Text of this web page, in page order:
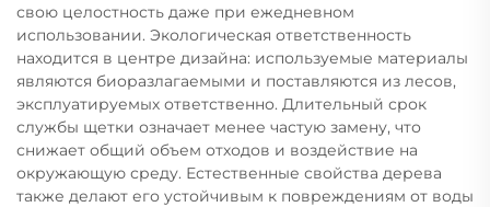
свою целостность даже при ежедневном
использовании. Экологическая ответственность
находится в центре дизайна: используемые материалы
являются биоразлагаемыми и поставляются из лесов,
эксплуатируемых ответственно. Длительный срок
службы щетки означает менее частую замену, что
снижает общий объем отходов и воздействие на
окружающую среду. Естественные свойства дерева
также делают его устойчивым к повреждениям от воды